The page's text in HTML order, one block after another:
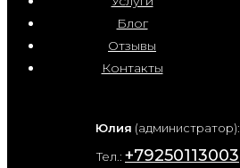
Блог
Отзывы
Контакты
Юлия (администратор):
Тел.: +79250113003